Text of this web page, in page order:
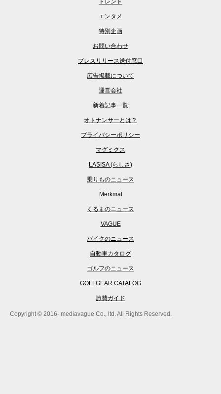
トレンド
エンタメ
特別企画
お問い合わせ
プレスリリース送付窓口
広告掲載について
運営会社
新着記事一覧
オトナンサーとは？
プライバシーポリシー
マグミクス
LASISA (らしさ)
乗りものニュース
Merkmal
くるまのニュース
VAGUE
バイクのニュース
自動車カタログ
ゴルフのニュース
GOLFGEAR CATALOG
旅費ガイド
Copyright © 2016- mediavague Co., ltd. All Rights Reserved.